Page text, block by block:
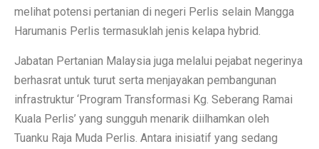
melihat potensi pertanian di negeri Perlis selain Mangga
Harumanis Perlis termasuklah jenis kelapa hybrid.
Jabatan Pertanian Malaysia juga melalui pejabat negerinya
berhasrat untuk turut serta menjayakan pembangunan
infrastruktur ‘Program Transformasi Kg. Seberang Ramai
Kuala Perlis’ yang sungguh menarik diilhamkan oleh
Tuanku Raja Muda Perlis. Antara inisiatif yang sedang